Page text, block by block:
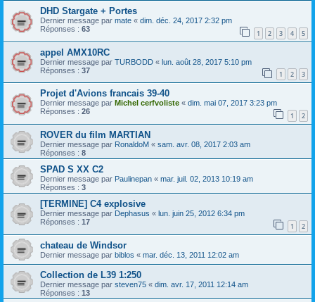
DHD Stargate + Portes
Dernier message par mate « dim. déc. 24, 2017 2:32 pm
Réponses : 63 1 2 3 4 5
appel AMX10RC
Dernier message par TURBODD « lun. août 28, 2017 5:10 pm
Réponses : 37 1 2 3
Projet d'Avions francais 39-40
Dernier message par Michel cerfvoliste « dim. mai 07, 2017 3:23 pm
Réponses : 26 1 2
ROVER du film MARTIAN
Dernier message par RonaldoM « sam. avr. 08, 2017 2:03 am
Réponses : 8
SPAD S XX C2
Dernier message par Paulinepan « mar. juil. 02, 2013 10:19 am
Réponses : 3
[TERMINE] C4 explosive
Dernier message par Dephasus « lun. juin 25, 2012 6:34 pm
Réponses : 17 1 2
chateau de Windsor
Dernier message par biblos « mar. déc. 13, 2011 12:02 am
Collection de L39 1:250
Dernier message par steven75 « dim. avr. 17, 2011 12:14 am
Réponses : 13